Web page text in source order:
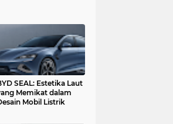
SEAL: Estetika Laut
Memikat dalam
Mobil Listrik